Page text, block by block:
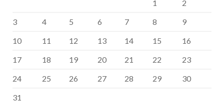
1
2
3
4 5 6 7 8
9
10
11 12 13 14 15
16
17
18 19 20 21 22
23
24
25 26 27 28 29
30
31